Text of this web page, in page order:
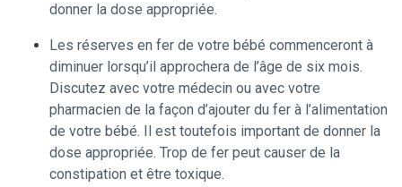
donner la dose appropriée.
Les réserves en fer de votre bébé commenceront à
diminuer lorsqu’il approchera de l’âge de six mois.
Discutez avec votre médecin ou avec votre
pharmacien de la façon d’ajouter du fer à l’alimentation
de votre bébé. Il est toutefois important de donner la
dose appropriée. Trop de fer peut causer de la
constipation et être toxique.